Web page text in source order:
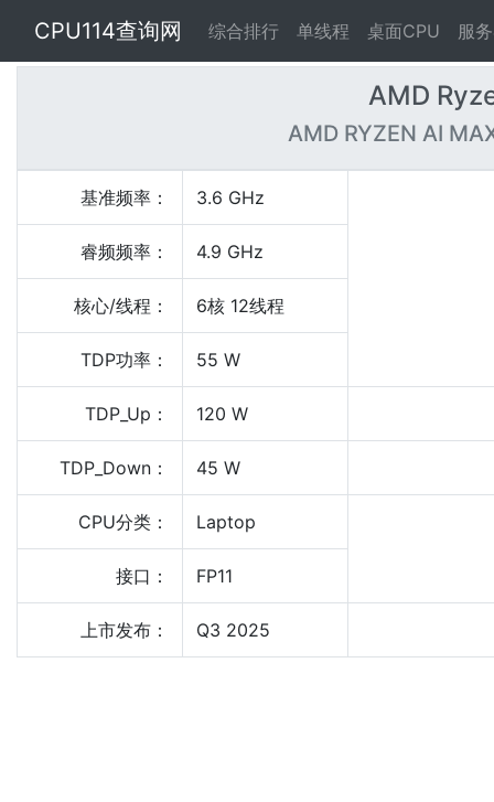
CPU114查询网 综合排行 单线程 桌面CPU 服
AMD
AMD RYZEN AI
基准频率： 3.6 GHz
睿频频率： 4.9 GHz
核心/线程： 6核 12线程
TDP功率： 55 W
TDP_Up： 120 W
TDP_Down： 45 W
CPU分类： Laptop
接口： FP11
上市发布： Q3 2025